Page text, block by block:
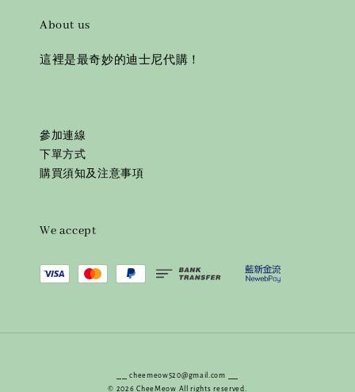
About us
這裡是最奇妙的迪士尼代購！
參加連線
下單方式
購買須知及注意事項
We accept
⎯⎯ cheemeow520@gmail.com ⎯⎯
© 2026 CheeMeow All rights reserved.